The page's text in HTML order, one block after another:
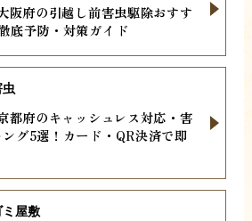
阪府の引越し前害虫駆除おすす
底予防・対策ガイド
都府のキャッシュレス対応・害
グ5選！カード・QR決済で即
虫
ミ屋敷